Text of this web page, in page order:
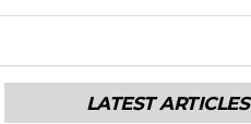
LATEST ARTICLES